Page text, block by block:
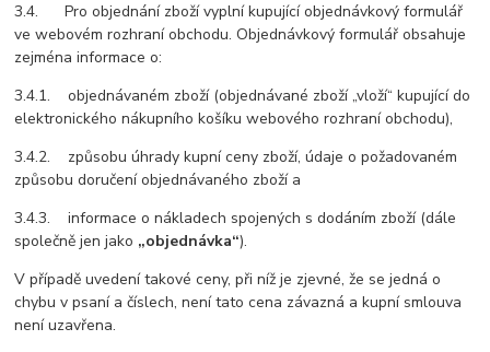
3.4. Pro objednání zboží vyplní kupující objednávkový formulář
ve webovém rozhraní obchodu. Objednávkový formulář obsahuje
zejména informace o:
3.4.1. objednávaném zboží (objednávané zboží „vloží“ kupující do
elektronického nákupního košíku webového rozhraní obchodu),
3.4.2. způsobu úhrady kupní ceny zboží, údaje o požadovaném
způsobu doručení objednávaného zboží a
3.4.3. informace o nákladech spojených s dodáním zboží (dále
společně jen jako „objednávka“).
V případě uvedení takové ceny, při níž je zjevné, že se jedná o
chybu v psaní a číslech, není tato cena závazná a kupní smlouva
není uzavřena.